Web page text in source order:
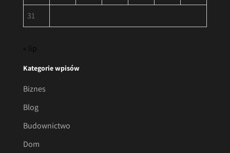
31
« lip
Kategorie wpisów
Biznes
Blog
Budownictwo
Dom